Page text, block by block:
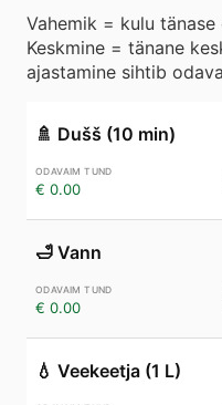
Vahemik = kulu
Keskmine = tänane
ajastamine sihtib
🚿 Dušš (10 min)
€ 0.00
🛁 Vann
€ 0.00
💧 Veekeetja (1 L)